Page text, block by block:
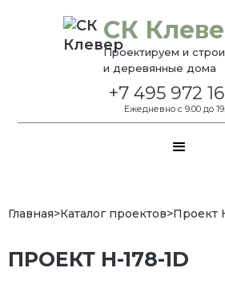
СК
Проектируем и
и деревянные дома
+7 495 972
Ежедневно с 9.00 до
Главная>Каталог проектов>Проект
ПРОЕКТ H-178-1D